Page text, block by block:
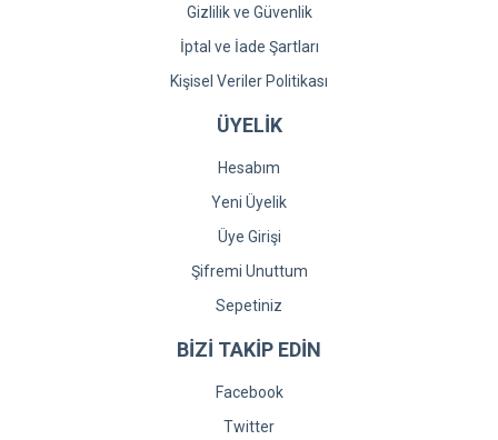
Gizlilik ve Güvenlik
İptal ve İade Şartları
Kişisel Veriler Politikası
ÜYELİK
Hesabım
Yeni Üyelik
Üye Girişi
Şifremi Unuttum
Sepetiniz
BİZİ TAKİP EDİN
Facebook
Twitter